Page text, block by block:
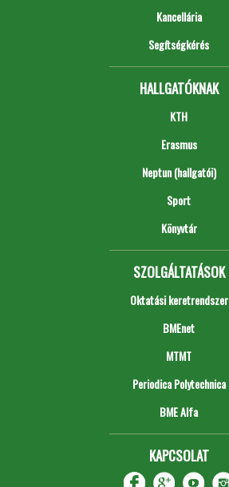
Kancellária
Segítségkérés
HALLGATÓKNAK
KTH
Erasmus
Neptun (hallgatói)
Sport
Könyvtár
SZOLGÁLTATÁSOK
Oktatási keretrendszer
BMEnet
MTMT
Periodica Polytechnica
BME Alfa
KAPCSOLAT